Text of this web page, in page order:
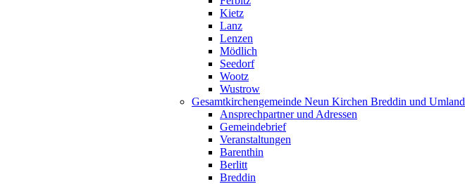
Kietz
Lanz
Lenzen
Mödlich
Seedorf
Wootz
Wustrow
Gesamtkirchengemeinde Neun Kirchen Breddin und Umland
Ansprechpartner und Adressen
Gemeindebrief
Veranstaltungen
Barenthin
Berlitt
Breddin